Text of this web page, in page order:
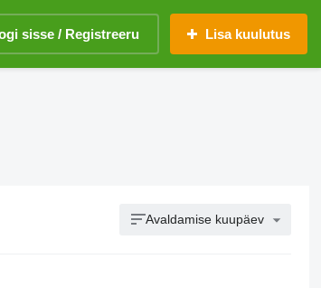
sisse / Registreeru Lisa kuulutus
Avaldamise kuupäev